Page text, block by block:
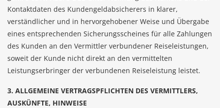
Kontaktdaten des Kundengeldabsicherers in klarer,
verständlicher und in hervorgehobener Weise und Übergabe
eines entsprechenden Sicherungsscheines für alle Zahlungen
des Kunden an den Vermittler verbundener Reiseleistungen,
soweit der Kunde nicht direkt an den vermittelten
Leistungserbringer der verbundenen Reiseleistung leistet.
3. ALLGEMEINE VERTRAGSPFLICHTEN DES VERMITTLERS,
AUSKÜNFTE, HINWEISE